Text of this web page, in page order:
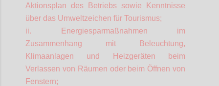
Aktionsplan des Betriebs sowie Kenntnisse
über das Umweltzeichen für Tourismus;
ii. Energiesparmaßnahmen im
Zusammenhang mit Beleuchtung,
Klimaanlagen und Heizgeräten beim
Verlassen von Räumen oder beim Öffnen von
Fenstern;